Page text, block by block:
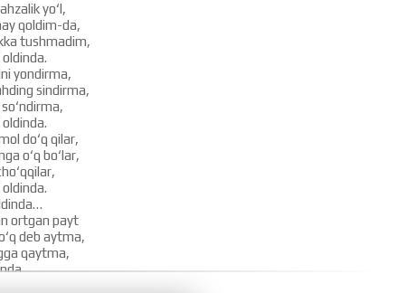
yo‘l,
qoldim-da,
tushmadim,
yondirma,
sindirma,
do‘q qilar,
o‘q bo‘lar,
ortgan payt
deb aytma,
qaytma,